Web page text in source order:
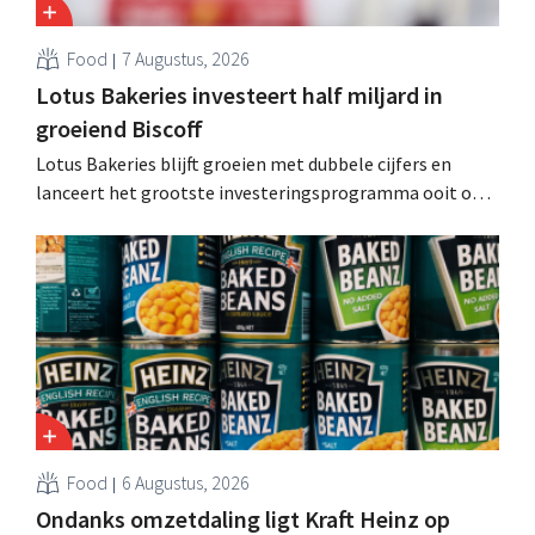
Food 7 Augustus, 2026
Lotus Bakeries investeert half miljard in
groeiend Biscoff
Lotus Bakeries blijft groeien met dubbele cijfers en
lanceert het grootste investeringsprogramma ooit om
moeten dit momentum grijpen”.
Food 6 Augustus, 2026
Ondanks omzetdaling ligt Kraft Heinz op